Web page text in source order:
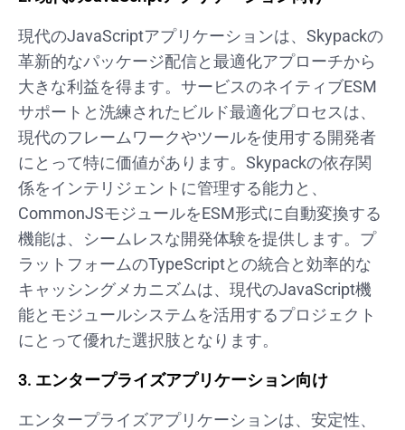
現代のJavaScriptアプリケーションは、Skypackの
革新的なパッケージ配信と最適化アプローチから
大きな利益を得ます。サービスのネイティブESM
サポートと洗練されたビルド最適化プロセスは、
現代のフレームワークやツールを使用する開発者
にとって特に価値があります。Skypackの依存関
係をインテリジェントに管理する能力と、
CommonJSモジュールをESM形式に自動変換する
機能は、シームレスな開発体験を提供します。プ
ラットフォームのTypeScriptとの統合と効率的な
キャッシングメカニズムは、現代のJavaScript機
能とモジュールシステムを活用するプロジェクト
にとって優れた選択肢となります。
3. エンタープライズアプリケーション向け
エンタープライズアプリケーションは、安定性、